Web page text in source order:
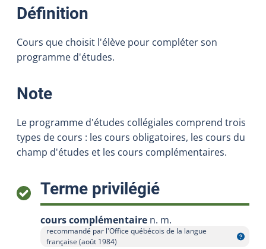
Définition
Cours que choisit l'élève pour compléter son
programme d'études.
Note:
Le programme d'études collégiales comprend trois
types de cours : les cours obligatoires, les cours du
champ d'études et les cours complémentaires.
Terme privilégié:
cours complémentaire n. m.
recommandé par l'Office québécois de la langue
française (août 1984)
Afficher l'infobulle